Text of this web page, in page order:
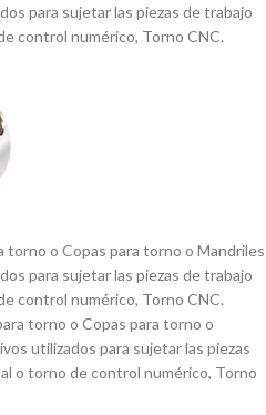
para sujetar las piezas de trabajo
control numérico, Torno CNC.
torno o Copas para torno o Mandriles
para sujetar las piezas de trabajo
control numérico, Torno CNC.
torno o Copas para torno o
utilizados para sujetar las piezas
o torno de control numérico, Torno